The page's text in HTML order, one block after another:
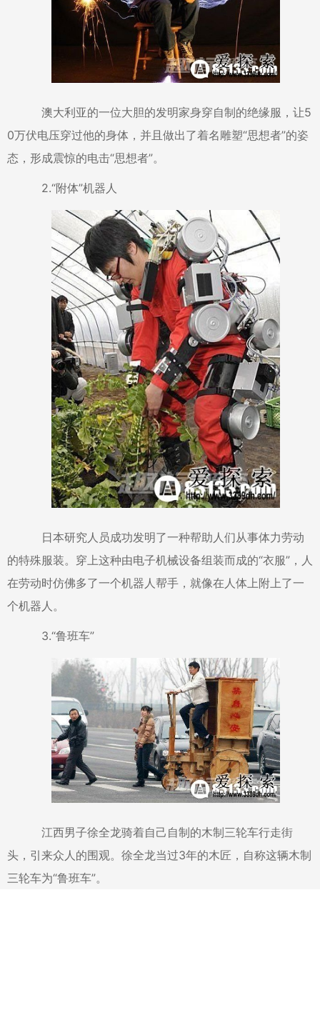
澳大利亚的一位大胆的发明家身穿自制的绝缘服，让5
0万伏电压穿过他的身体，并且做出了着名雕塑“思想者”的姿
态，形成震惊的电击“思想者”。
2.“附体”机器人
日本研究人员成功发明了一种帮助人们从事体力劳动
的特殊服装。穿上这种由电子机械设备组装而成的“衣服”，人
在劳动时仿佛多了一个机器人帮手，就像在人体上附上了一
个机器人。
3.“鲁班车”
江西男子徐全龙骑着自己自制的木制三轮车行走街
头，引来众人的围观。徐全龙当过3年的木匠，自称这辆木制
三轮车为“鲁班车”。